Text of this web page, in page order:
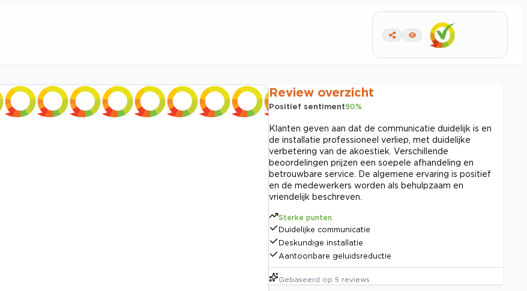
Review overzicht
Positief sentiment90%
Klanten geven aan dat de communicatie duidelijk is en
de installatie professioneel verliep, met duidelijke
verbetering van de akoestiek. Verschillende
beoordelingen prijzen een soepele afhandeling en
betrouwbare service. De algemene ervaring is positief
en de medewerkers worden als behulpzaam en
vriendelijk beschreven.
Sterke punten
Duidelijke communicatie
Deskundige installatie
Aantoonbare geluidsreductie
Gebaseerd op 5 reviews